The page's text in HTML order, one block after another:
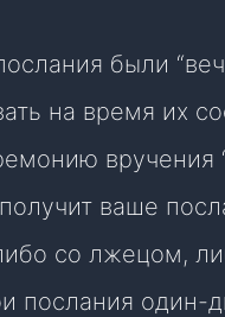
были
на время их
вручения
ваше
со лжецом,
послания один-